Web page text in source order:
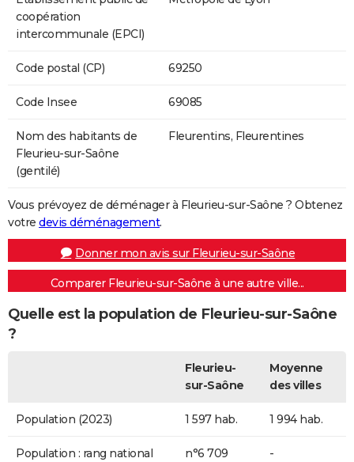
coopération
intercommunale (EPCI)
Code postal (CP) 69250
Code Insee 69085
Nom des habitants de
Fleurieu-sur-Saône
(gentilé)
Fleurentins, Fleurentines
Vous prévoyez de déménager à Fleurieu-sur-Saône ? Obtenez
votre devis déménagement.
Donner mon avis sur Fleurieu-sur-Saône
Comparer Fleurieu-sur-Saône à une autre ville...
Quelle est la population de Fleurieu-sur-Saône
?
Fleurieu-
sur-Saône
Moyenne
des villes
Population (2023) 1 597 hab. 1 994 hab.
Population : rang national
n°6 709 -